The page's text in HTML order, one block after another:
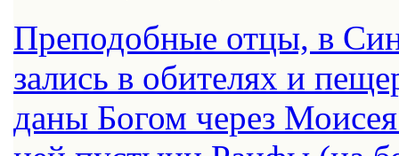
Пре­по­доб­ные от­цы, в
за­лись в оби­те­лях и
да­ны Бо­гом через Мо­и­сея